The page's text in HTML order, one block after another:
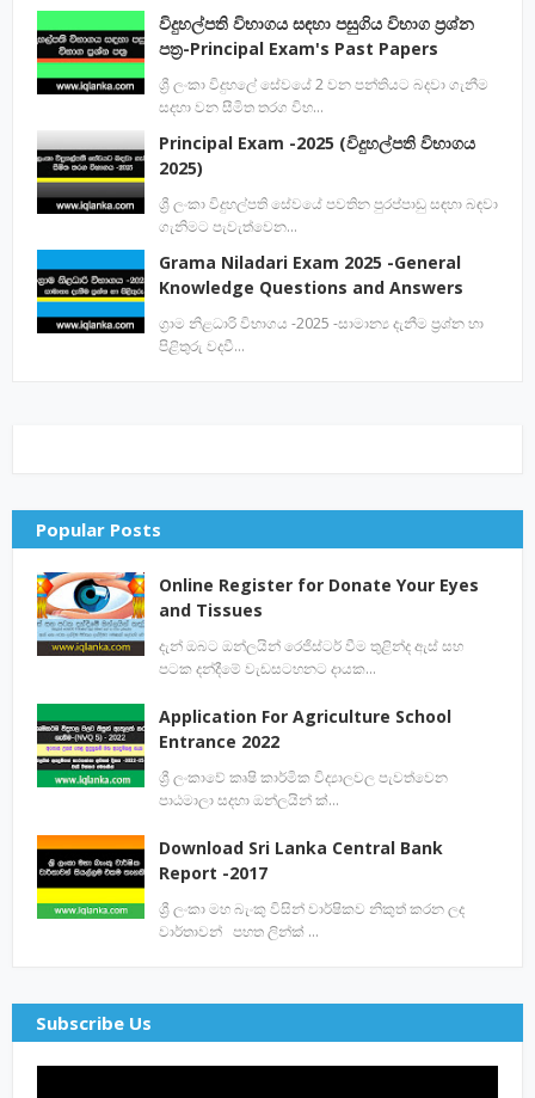
විදුහල්පති විභාගය සඳහා පසුගිය විභාග ප්‍රශ්න
පත්‍ර-Principal Exam's Past Papers
ශ්‍රී ලංකා විදුහලේ සේවයේ 2 වන පන්තියට බදවා ගැනීම
සදහා වන සීමිත තරග විභ…
Principal Exam -2025 (විදුහල්පති විභාගය
2025)
ශ්‍රී ලංකා විදුහල්පති සේවයේ පවතින පුරප්පාඩු සඳහා බඳවා
ගැනිමට පැවැත්වෙන…
Grama Niladari Exam 2025 -General
Knowledge Questions and Answers
ග්‍රාම නිළධාරි විභාගය -2025 -සාමාන්‍ය දැනීම ප්‍රශ්න හා
පිළිතුරු වදවී…
Popular Posts
Online Register for Donate Your Eyes
and Tissues
දැන් ඔබට ඔන්ලයින් රෙජිස්ටර් වීම තුළින්ද ඇස් සහ
පටක දන්දීමේ වැඩසටහනට දායක…
Application For Agriculture School
Entrance 2022
ශ්‍රී ලංකාවේ කෘෂි කාර්මික විද්‍යාලවල පැවත්වෙන
පාඨමාලා සදහා ඔන්ලයින් ක්…
Download Sri Lanka Central Bank
Report -2017
ශ්‍රී ලංකා මහ බැංකු විසින් වාර්ෂිකව නිකුත් කරන ලද
වාර්තාවන් පහත ලින්ක් …
Subscribe Us